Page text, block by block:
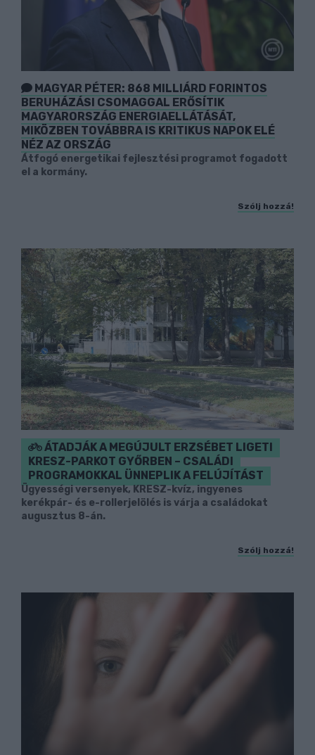
MAGYAR PÉTER: 868 MILLIÁRD FORINTOS
BERUHÁZÁSI CSOMAGGAL ERŐSÍTIK
MAGYARORSZÁG ENERGIAELLÁTÁSÁT,
MIKÖZBEN TOVÁBBRA IS KRITIKUS NAPOK ELÉ
NÉZ AZ ORSZÁG
Átfogó energetikai fejlesztési programot fogadott
el a kormány.
Szólj hozzá!
ÁTADJÁK A MEGÚJULT ERZSÉBET LIGETI
KRESZ-PARKOT GYŐRBEN – CSALÁDI
PROGRAMOKKAL ÜNNEPLIK A FELÚJÍTÁST
Ügyességi versenyek, KRESZ-kvíz, ingyenes
kerékpár- és e-rollerjelölés is várja a családokat
augusztus 8-án.
Szólj hozzá!